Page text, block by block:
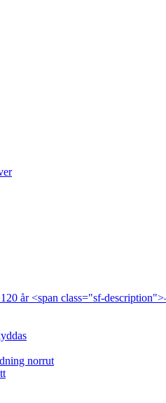
år <span class="sf-
norrut